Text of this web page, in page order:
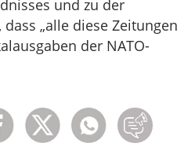
und zu der
„alle diese Zeitungen
der NATO-